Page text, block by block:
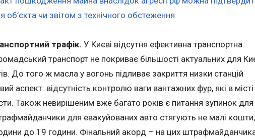
чи звітом з технічного обстеження
трафік. У Києві відсутня ефективна транспортна
транспорт не покриває більшості актуальних для
До того ж масла у вогонь підливає закриття низки станцій
аспект: відсутність контролю ваги вантажних фур, які в місті
Також невирішеним вже багато років є питання зупинок для
для евакуйованих авто стягують не малі
до 19 години. Фінальний акорд – на цих